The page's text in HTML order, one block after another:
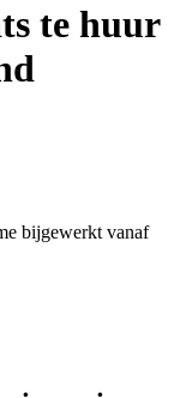
te huur
bijgewerkt vanaf